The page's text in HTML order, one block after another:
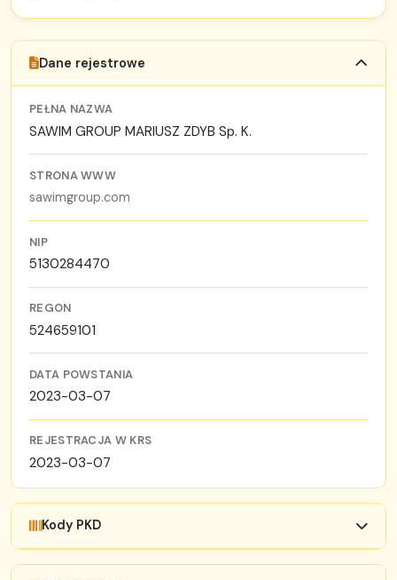
Dane rejestrowe
PEŁNA NAZWA
SAWIM GROUP MARIUSZ ZDYB Sp. K.
STRONA WWW
sawimgroup.com
NIP
5130284470
REGON
524659101
DATA POWSTANIA
2023-03-07
REJESTRACJA W KRS
2023-03-07
Kody PKD